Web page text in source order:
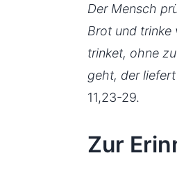
Der Mensch
Brot und trinke
trinket, ohne
geht, der
11,23-29.
Zur